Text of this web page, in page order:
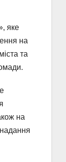
яке
на
та
на